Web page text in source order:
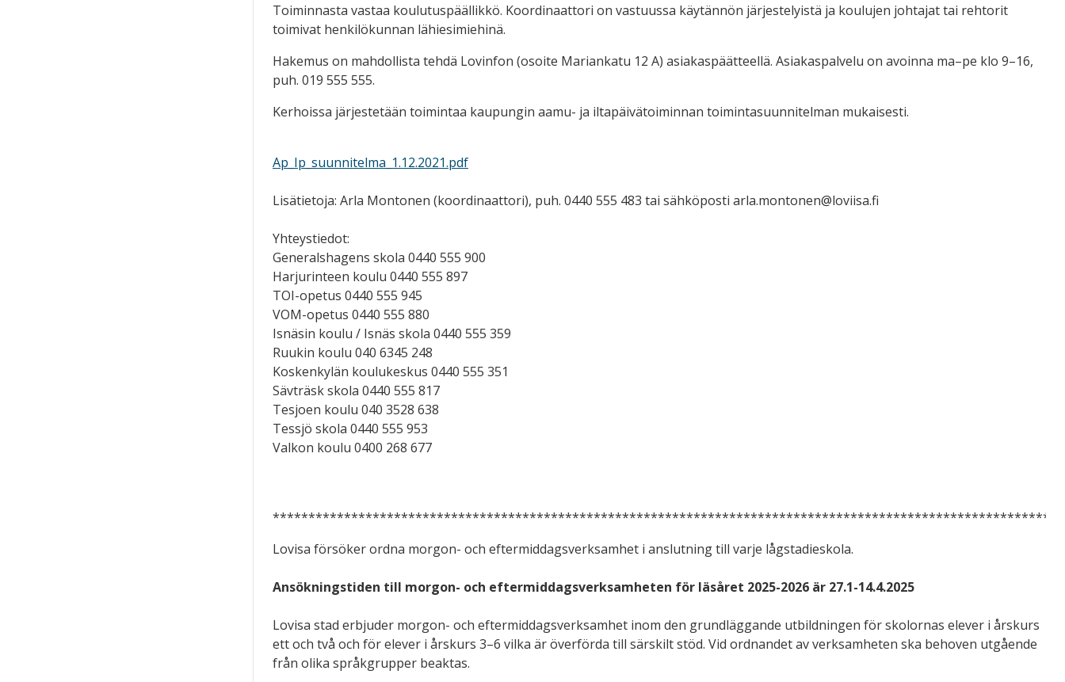
Toiminnasta vastaa koulutuspäällikkö. Koordinaattori on vastuussa käytännön järjestelyistä ja koulujen johtajat tai rehtorit
toimivat henkilökunnan lähiesimiehinä.
Hakemus on mahdollista tehdä Lovinfon (osoite Mariankatu 12 A) asiakaspäätteellä. Asiakaspalvelu on avoinna ma–pe klo 9–16,
puh. 019 555 555.
Kerhoissa järjestetään toimintaa kaupungin aamu- ja iltapäivätoiminnan toimintasuunnitelman mukaisesti.
Ap_Ip_suunnitelma_1.12.2021.pdf
​Lisätietoja: Arla Montonen (koordinaattori), puh. 0440 555 483 tai sähköposti arla.montonen@loviisa.fi
Yhteystiedot:
Generalshagens skola 0440 555 900
Harjurinteen koulu 0440 555 897
TOI-opetus 0440 555 945
VOM-opetus 0440 555 880
Isnäsin koulu / Isnäs skola 0440 555 359
Ruukin koulu 040 6345 248
Koskenkylän koulukeskus 0440 555 351
Sävträsk skola 0440 555 817
Tesjoen koulu 040 3528 638
Tessjö skola 0440 555 953
Valkon koulu 0400 268 677
Lovisa försöker ordna morgon- och eftermiddagsverksamhet i anslutning till varje lågstadieskola.
Ansökningstiden till morgon- och eftermiddagsverksamheten för läsåret 2025-2026 är 27.1-14.4.2025
Lovisa stad erbjuder morgon- och eftermiddagsverksamhet inom den grundläggande utbildningen för skolornas elever i årskurs
ett och två och för elever i årskurs 3–6 vilka är överförda till särskilt stöd. Vid ordnandet av verksamheten ska behoven utgående
från olika språkgrupper beaktas.